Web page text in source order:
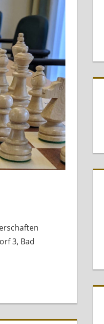
3, Bad